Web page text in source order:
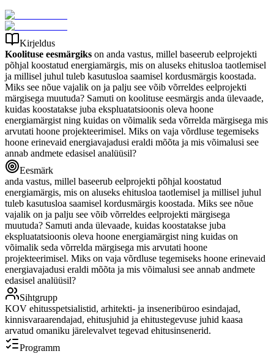
Kirjeldus
Koolituse eesmärgiks on anda vastus, millel baseerub eelprojekti
põhjal koostatud energiamärgis, mis on aluseks ehitusloa taotlemisel
ja millisel juhul tuleb kasutusloa saamisel kordusmärgis koostada.
Miks see nõue vajalik on ja palju see võib võrreldes eelprojekti
märgisega muutuda? Samuti on koolituse eesmärgis anda ülevaade,
kuidas koostatakse juba ekspluatatsioonis oleva hoone
energiamärgist ning kuidas on võimalik seda võrrelda märgisega mis
arvutati hoone projekteerimisel. Miks on vaja võrdluse tegemiseks
hoone erinevaid energiavajadusi eraldi mõõta ja mis võimalusi see
annab andmete edasisel analüüsil?
Eesmärk
anda vastus, millel baseerub eelprojekti põhjal koostatud
energiamärgis, mis on aluseks ehitusloa taotlemisel ja millisel juhul
tuleb kasutusloa saamisel kordusmärgis koostada. Miks see nõue
vajalik on ja palju see võib võrreldes eelprojekti märgisega
muutuda? Samuti anda ülevaade, kuidas koostatakse juba
ekspluatatsioonis oleva hoone energiamärgist ning kuidas on
võimalik seda võrrelda märgisega mis arvutati hoone
projekteerimisel. Miks on vaja võrdluse tegemiseks hoone erinevaid
energiavajadusi eraldi mõõta ja mis võimalusi see annab andmete
edasisel analüüsil?
Sihtgrupp
KOV ehitusspetsialistid, arhitekti- ja inseneribüroo esindajad,
kinnisvaraarendajad, ehitusjuhid ja ehitustegevuse juhid kaasa
arvatud omaniku järelevalvet tegevad ehitusinsenerid.
Programm